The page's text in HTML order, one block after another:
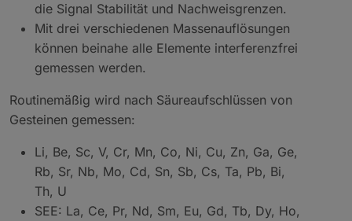
die Signal Stabilität und Nachweisgrenzen.
Mit drei verschiedenen Massenauflösungen
können beinahe alle Elemente interferenzfrei
gemessen werden.
Routinemäßig wird nach Säureaufschlüssen von
Gesteinen gemessen:
Li, Be, Sc, V, Cr, Mn, Co, Ni, Cu, Zn, Ga, Ge,
Rb, Sr, Nb, Mo, Cd, Sn, Sb, Cs, Ta, Pb, Bi,
Th, U
SEE: La, Ce, Pr, Nd, Sm, Eu, Gd, Tb, Dy, Ho,